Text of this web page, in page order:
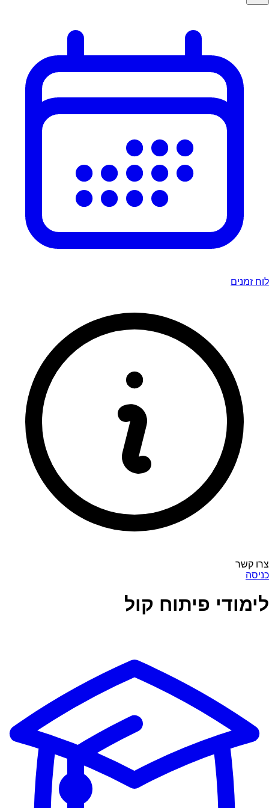
לוח זמנים
צרו קשר
כניסה
לימודי פיתוח קול